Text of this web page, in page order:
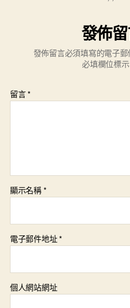
發佈
發佈留言必須填寫的電子郵
必填欄位標
留言*
顯示名稱*
電子郵件地址*
個人網站網址